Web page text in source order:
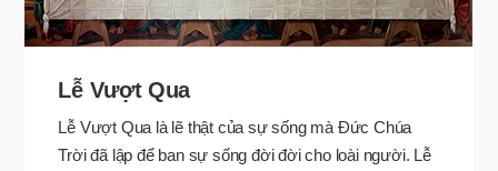
Lễ Vượt Qua
Lễ Vượt Qua là lẽ thật của sự sống mà Đức Chúa
Trời đã lập để ban sự sống đời đời cho loài người. Lễ